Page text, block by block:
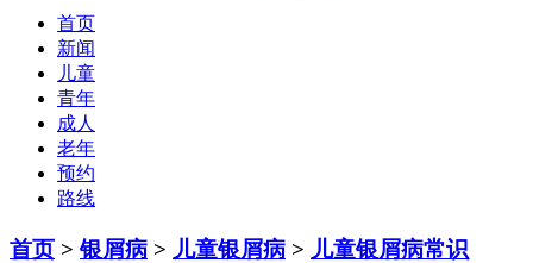
首页
新闻
儿童
青年
成人
老年
预约
路线
首页 >银屑病 > 儿童银屑病 > 儿童银屑病常识